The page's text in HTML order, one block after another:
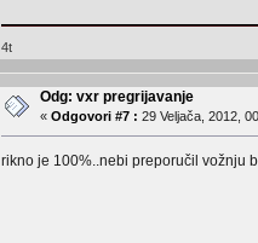
4t
Odg: vxr pregrijavanje
«Odgovori #7 : 29 Veljača, 2012,
rikno je 100%..nebi preporučil vožnju